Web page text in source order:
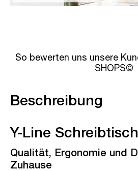
So bewerten uns unsere
SHOPS©
Beschreibung
Y-Line
Qualität, Ergonomie und
Zuhause